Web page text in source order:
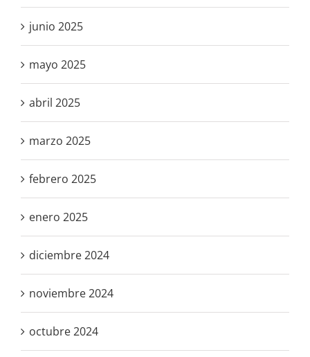
junio 2025
mayo 2025
abril 2025
marzo 2025
febrero 2025
enero 2025
diciembre 2024
noviembre 2024
octubre 2024